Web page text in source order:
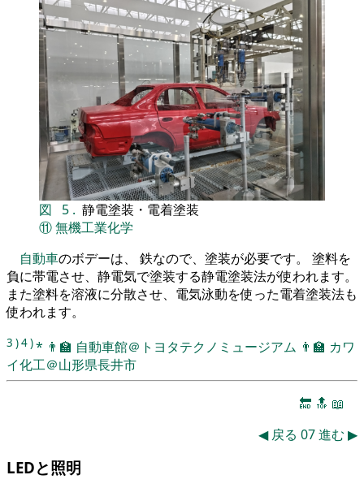
図 5 . 静電塗装・電着塗装
⑪無機工業化学
自動車のボデーは、 鉄なので、塗装が必要です。 塗料を
負に帯電させ、静電気で塗装する静電塗装法が使われます。
また塗料を溶液に分散させ、電気泳動を使った電着塗装法も
使われます。
3 )4)* 👨‍🏫 自動車館＠トヨタテクノミュージアム 👨‍🏫 カワ
イ化工＠山形県長井市
🔚 🔝 📖
◀ 戻る 07進む ▶
LEDと照明